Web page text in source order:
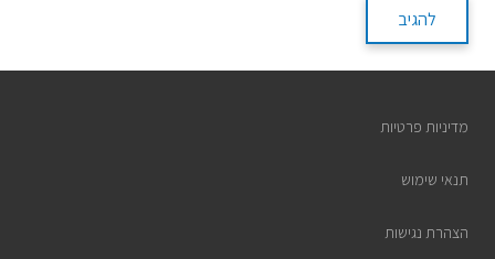
להגיב
מדיניות פרטיות
תנאי שימוש
הצהרת נגישות